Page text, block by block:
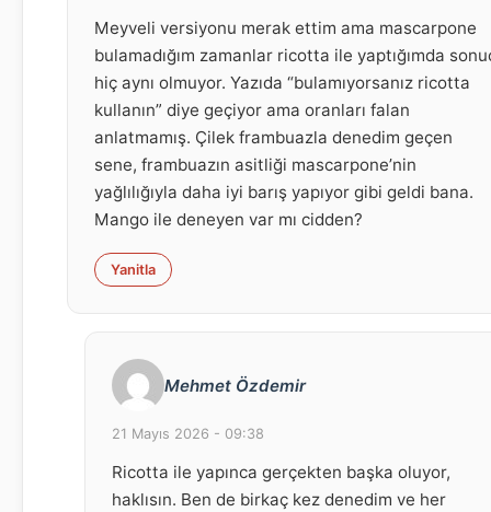
Meyveli versiyonu merak ettim ama mascarpone
bulamadığım zamanlar ricotta ile yaptığımda
hiç aynı olmuyor. Yazıda “bulamıyorsanız ricotta
kullanın” diye geçiyor ama oranları falan
anlatmamış. Çilek frambuazla denedim geçen
sene, frambuazın asitliği mascarpone’nin
yağlılığıyla daha iyi barış yapıyor gibi geldi bana.
Mango ile deneyen var mı cidden?
Yanitla
Mehmet Özdemir
21 Mayıs 2026 - 09:38
Ricotta ile yapınca gerçekten başka oluyor,
haklısın. Ben de birkaç kez denedim ve her